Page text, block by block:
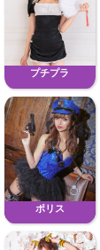
プチプラ
ポリス